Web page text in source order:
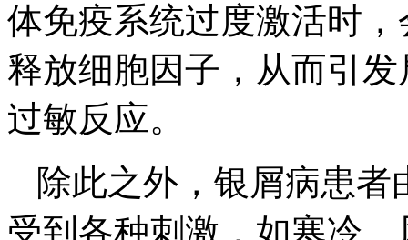
体免疫系统过度激活时
释放细胞因子，从而引
过敏反应。
除此之外，银屑病患
受到各种刺激，如寒冷